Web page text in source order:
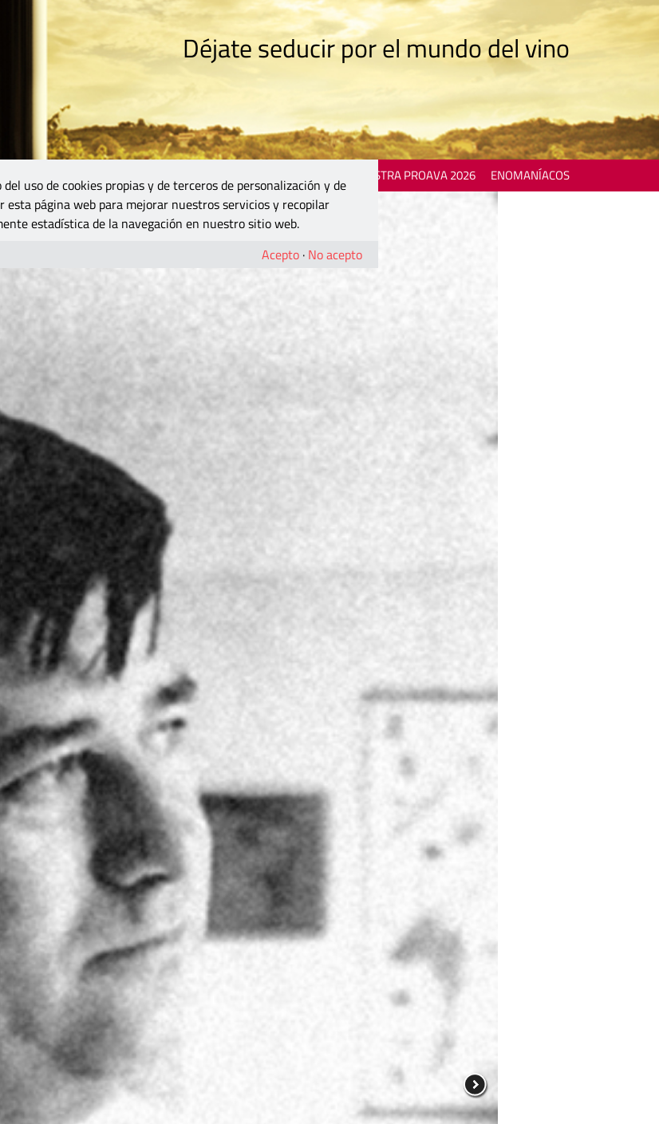
Déjate seducir por el mundo del vino
MOSTRA PROAVA 2026 ENOMANÍACOS
uso de cookies propias y de terceros de personalización y de
esta página web para mejorar nuestros servicios y recopilar
estadística de la navegación en nuestro sitio web.
Acepto · No acepto